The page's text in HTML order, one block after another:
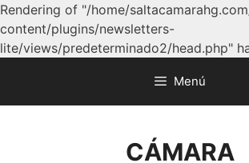
Rendering of "/home/
content/plugins/newsletters-
lite/views/predeterminado2/head.php"
Menú
CÁMARA